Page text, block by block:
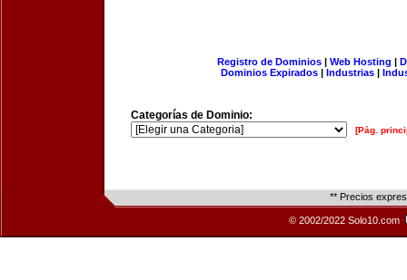
Registro de Dominios| Web Hosting |
Dominios Expirados | Industrias |
Categorías de Dominio:
[Pág.
** Precios
© 2002/2022 Solo10.com